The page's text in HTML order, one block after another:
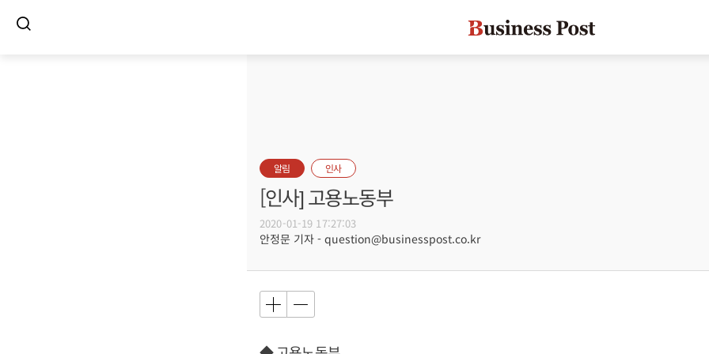
알림 인사
[인사] 고용노동부
2020-01-19 17:27:03
안정문 기자 - question@businesspost.co.kr